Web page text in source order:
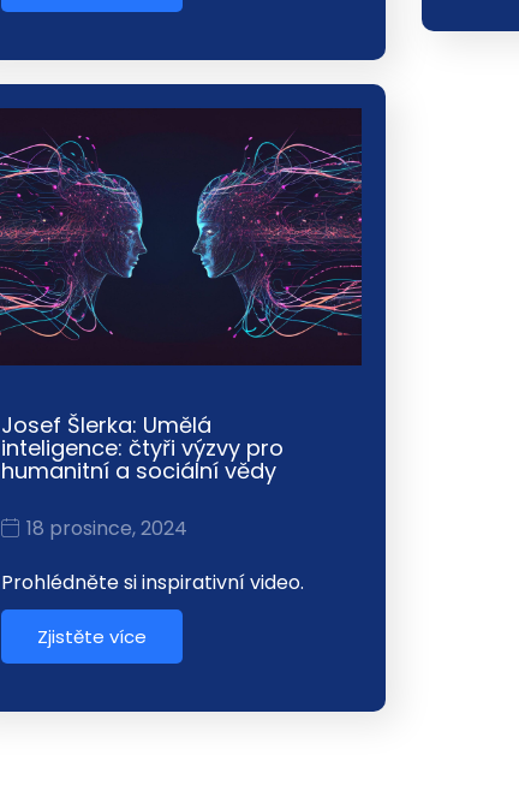
Josef Šlerka: Umělá
inteligence: čtyři výzvy pro
humanitní a sociální vědy
18 prosince, 2024
Prohlédněte si inspirativní video.
Zjistěte více